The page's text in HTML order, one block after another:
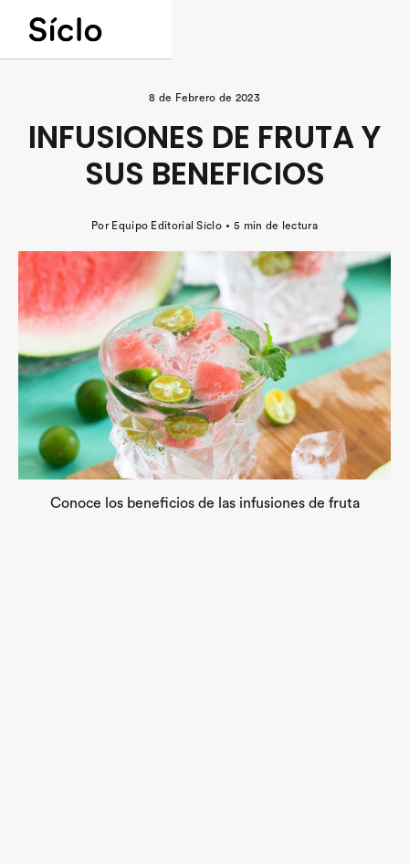
8 de Febrero de 2023
INFUSIONES DE FRUTA Y
SUS BENEFICIOS
Por Equipo Editorial Síclo 5 min de lectura
Conoce los beneficios de las infusiones de fruta